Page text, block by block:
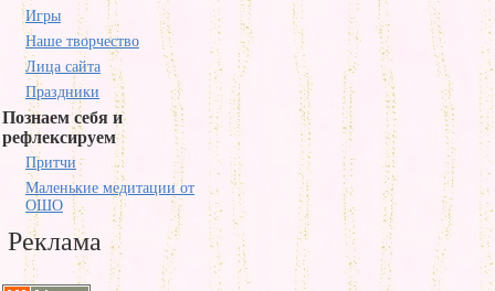
Игры
Наше творчество
Лица сайта
Праздники
Познаем себя и
рефлексируем
Притчи
Маленькие медитации от
ОШО
Реклама